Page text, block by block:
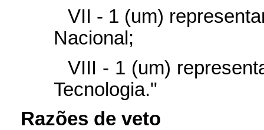
VII - 1 (um)
Nacional;
VIII - 1 (um)
Tecnologia."
Razões de veto